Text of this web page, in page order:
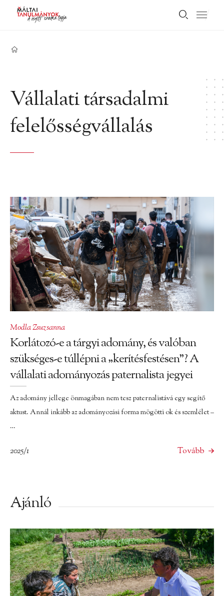
Vállalati társadalmi
felelősségvállalás
Modla Zsuzsanna
Korlátozó-e a tárgyi adomány, és valóban
szükséges-e túllépni a „kerítésfestésen”? A
vállalati adományozás paternalista jegyei
Az adomány jellege önmagában nem tesz paternalistává egy segítő
aktust. Annál inkább az adományozási forma mögötti ok és szemlélet –
…
2025/1 Tovább
Ajánló